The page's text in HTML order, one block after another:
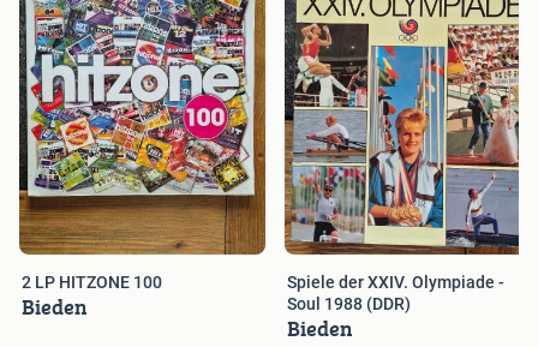
2 LP HITZONE 100
Bieden
Spiele der XXIV. Olympiade -
Soul 1988 (DDR)
Bieden